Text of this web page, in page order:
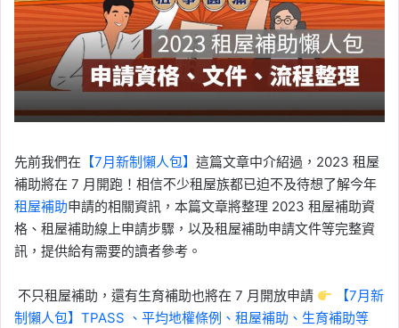
先前我們在 【7月新制懶人包】 這篇文章中介紹過，2023 租屋
補助將在 7 月開跑！相信不少租屋族都已迫不及待想了解今年
租屋補助申請的相關資訊，本篇文章將整理 2023 租屋補助資
格、租屋補助線上申請步驟，以及租屋補助申請文件等完整資
訊，提供給有需要的讀者參考。
不只租屋補助，還有生育補助也將在 7 月開放申請
【7月新
制懶人包】TPASS 、平均地權條例、租屋補助、生育補助等